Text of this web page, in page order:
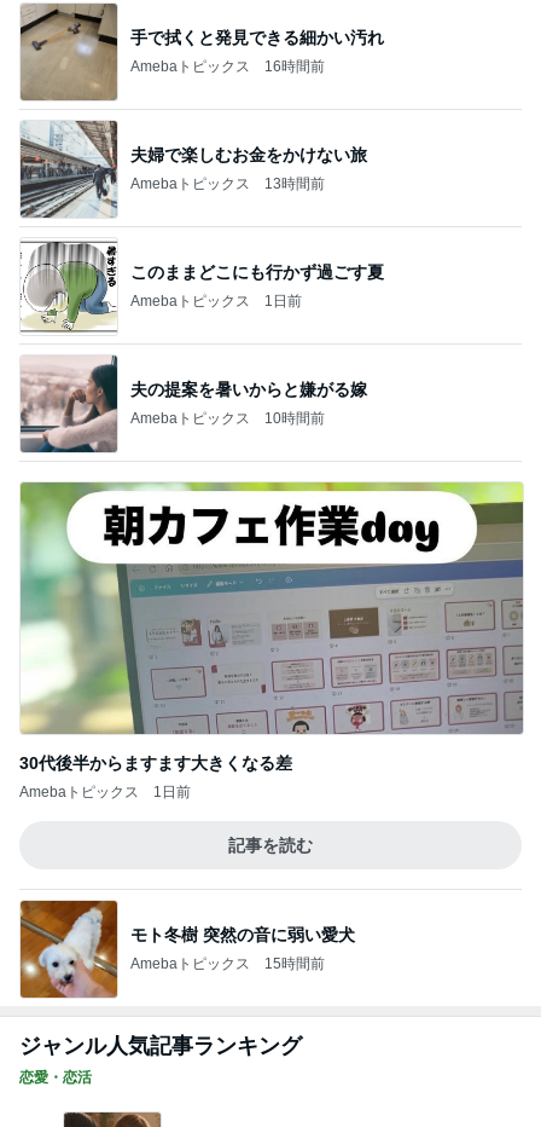
手で拭くと発見できる細かい汚れ
Amebaトピックス 16時間前
夫婦で楽しむお金をかけない旅
Amebaトピックス 13時間前
このままどこにも行かず過ごす夏
Amebaトピックス 1日前
夫の提案を暑いからと嫌がる嫁
Amebaトピックス 10時間前
30代後半からますます大きくなる差
Amebaトピックス 1日前
記事を読む
モト冬樹 突然の音に弱い愛犬
Amebaトピックス 15時間前
ジャンル人気記事ランキング
恋愛・恋活